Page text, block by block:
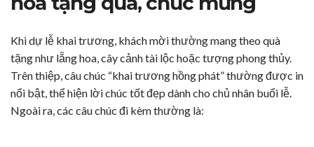
Khi dự lễ khai trương, khách mời thường mang theo quà
tặng như lẵng hoa, cây cảnh tài lộc hoặc tượng phong thủy.
Trên thiệp, câu chúc “khai trương hồng phát” thường được in
nổi bật, thể hiện lời chúc tốt đẹp dành cho chủ nhân buổi lễ.
Ngoài ra, các câu chúc đi kèm thường là: